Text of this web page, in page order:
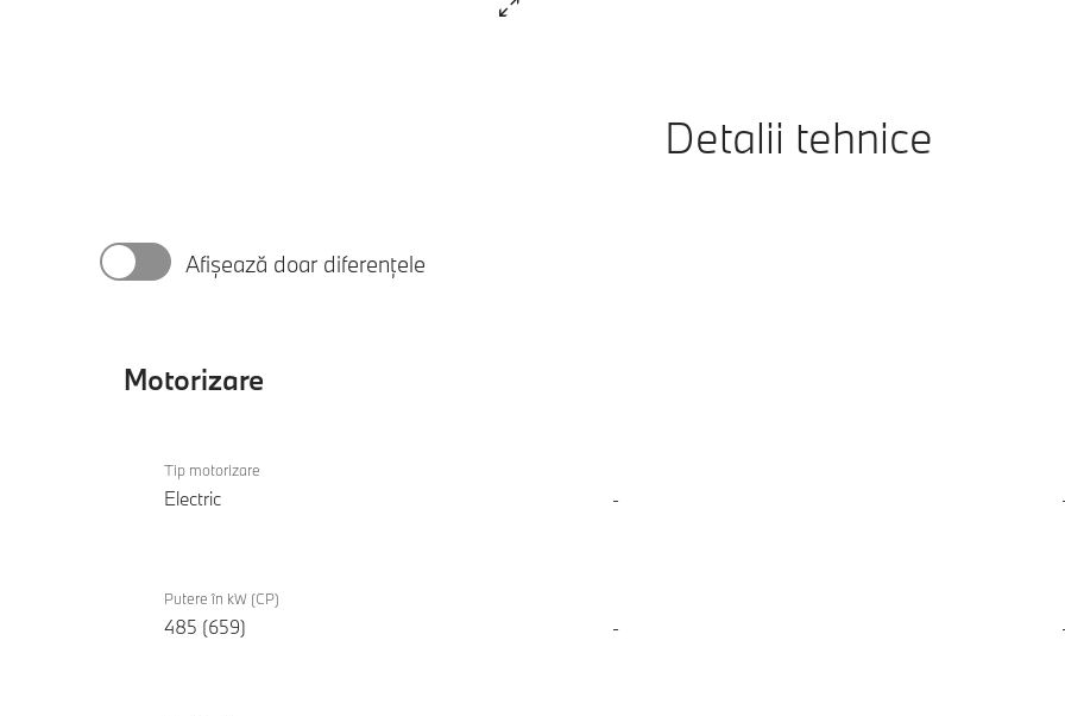
Detalii tehnice
Afișează doar diferențele
Motorizare
M70
xDrive
Tip motorizare
Electric -
Putere în kW (CP)
485 (659) -